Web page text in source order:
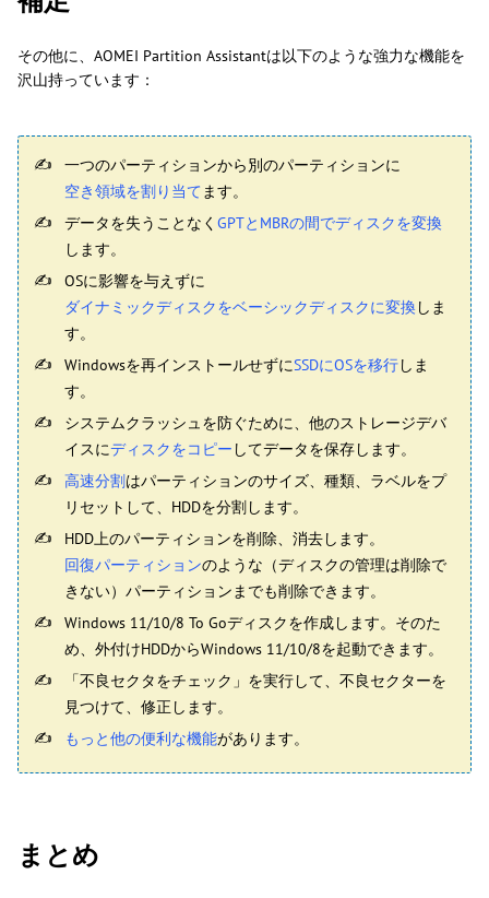
その他に、AOMEI Partition Assistantは以下のような強力な機能を
沢山持っています：
一つのパーティションから別のパーティションに
空き領域を割り当てます。
データを失うことなく GPTとMBRの間でディスクを変換
します。
OSに影響を与えずに
ダイナミックディスクをベーシックディスクに変換しま
す。
Windowsを再インストールせずにSSDにOSを移行しま
す。
システムクラッシュを防ぐために、他のストレージデバ
イスにディスクをコピー してデータを保存します。
高速分割はパーティションのサイズ、種類、ラベルをプ
リセットして、HDDを分割します。
HDD上のパーティションを削除、消去します。
回復パーティションのような（ディスクの管理は削除で
きない）パーティションまでも削除できます。
Windows 11/10/8 To Goディスクを作成します。そのた
め、外付けHDDからWindows 11/10/8を起動できます。
「不良セクタをチェック」を実行して、不良セクターを
見つけて、修正します。
もっと他の便利な機能があります。
まとめ